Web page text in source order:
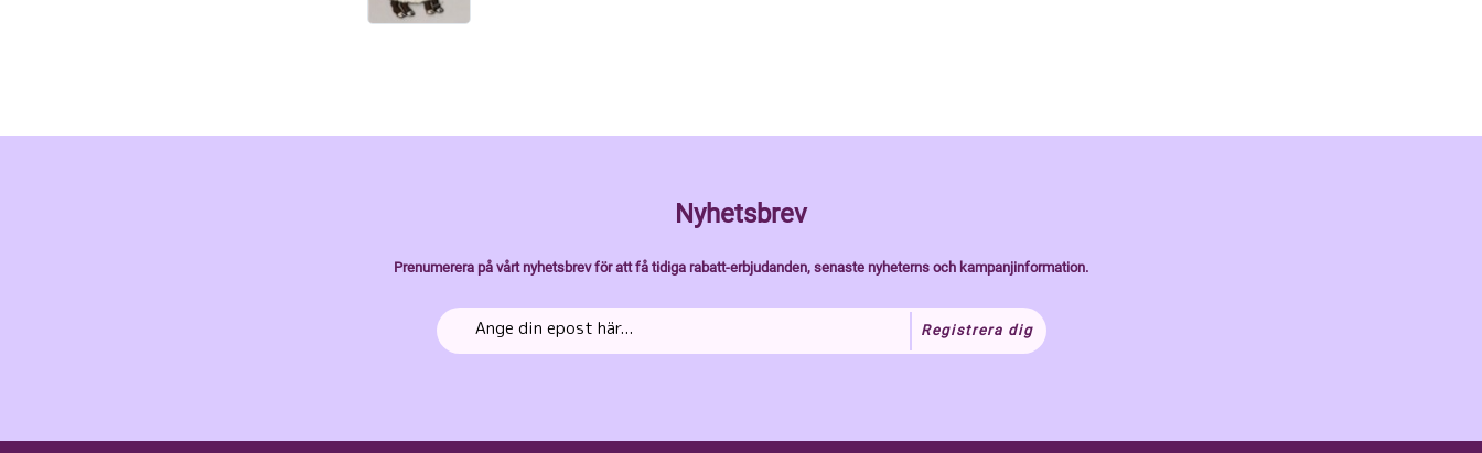
Nyhetsbrev
Prenumerera på vårt nyhetsbrev för att få tidiga rabatt-erbjudanden, senaste nyheterns och kampanjinformation.
Registrera dig